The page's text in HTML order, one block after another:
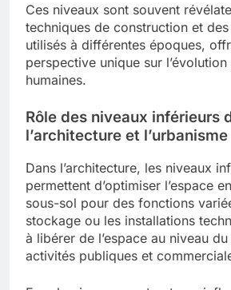
Ces niveaux sont souvent
techniques de construction et
utilisés à différentes époques,
perspective unique sur
humaines.
Rôle des niveaux inférieurs
l’architecture et l’urbanisme
Dans l’architecture, les niveaux
permettent d’optimiser l’espace
sous-sol pour des fonctions
stockage ou les installations
à libérer de l’espace au niveau
activités publiques et